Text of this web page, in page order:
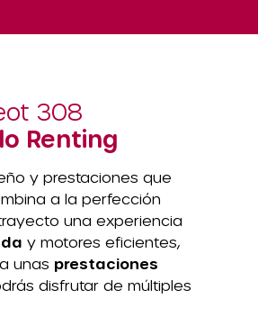
308
Renting
y prestaciones que
a la perfección
una experiencia
y motores eficientes,
unas prestaciones
disfrutar de múltiples